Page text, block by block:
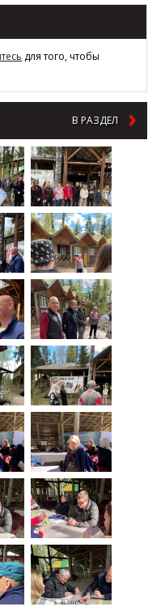
для того, чтобы
В РАЗДЕЛ